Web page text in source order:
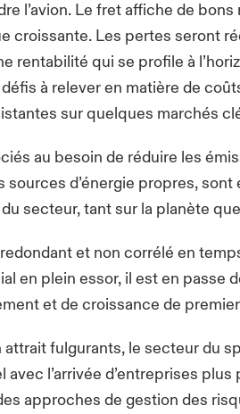
l’avion. Le fret affiche de
croissante. Les pertes seront
rentabilité qui se profile à
à relever en matière de
sur quelques marchés
au besoin de réduire les
d’énergie propres, sont
secteur, tant sur la planète
et non corrélé en
en plein essor, il est en passe
et de croissance de
fulgurants, le secteur du
l’arrivée d’entreprises plus
approches de gestion des